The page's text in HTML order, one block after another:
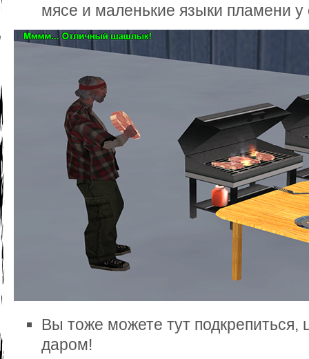
мясе и маленькие языки пламени у
Вы тоже можете тут подкрепиться,
даром!